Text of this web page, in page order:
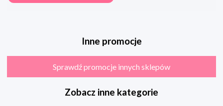
Inne promocje
Sprawdź promocje innych sklepów
Zobacz inne kategorie